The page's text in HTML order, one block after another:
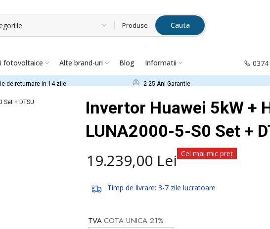
Cauta
fotovoltaice Alte brand-uri Blog Informatii
de returnare in 14 zile 2-25 Ani Garantie
Set + DTSU
Invertor Huawei 5kW +
LUNA2000-5-S0 Set +
19.239,00 Lei Cel mai mic preț
Timp de livrare: 3-7 zile lucratoare
TVA:COTA UNICA 21%